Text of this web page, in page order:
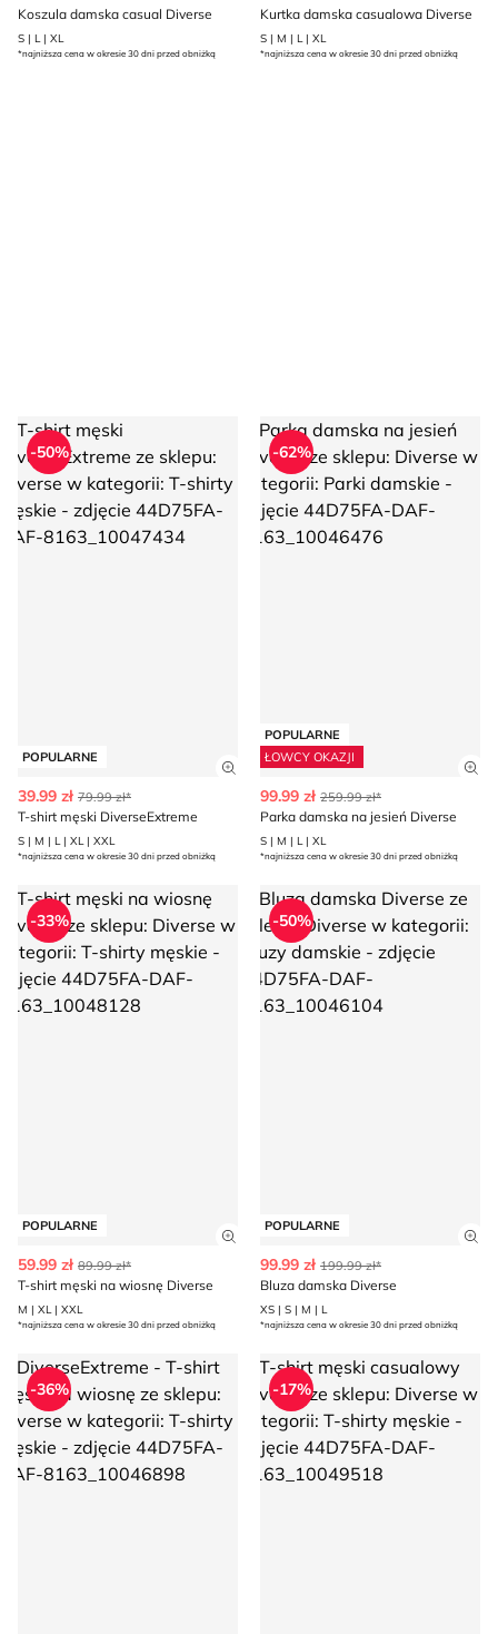
Koszula damska casual Diverse
S | L | XL
*najniższa cena w okresie 30 dni przed obniżką
Kurtka damska casualowa Diverse
S | M | L | XL
*najniższa cena w okresie 30 dni przed obniżką
shirt męski DiverseExtreme
POPULARNE
-50%
Zobacz szczegóły produktu
39.99 zł 79.99 zł*
T-shirt męski DiverseExtreme
S | M | L | XL | XXL
*najniższa cena w okresie 30 dni przed obniżką
Parka damska na jesień
POPULARNE
ŁOWCY OKAZJI
-62%
99.99 zł 259.99 zł*
Parka damska na jesień Diverse
S | M | L | XL
*najniższa cena w okresie 30 dni przed obniżką
shirt męski na wiosnę Diverse
POPULARNE
-33%
Zobacz szczegóły produktu
59.99 zł 89.99 zł*
T-shirt męski na wiosnę Diverse
M | XL | XXL
*najniższa cena w okresie 30 dni przed obniżką
Bluza damska Diverse
POPULARNE
-50%
99.99 zł 199.99 zł*
Bluza damska Diverse
XS | S | M | L
*najniższa cena w okresie 30 dni przed obniżką
- T-shirt męski na wiosnę
-36%
T-shirt męski casualowy
-17%